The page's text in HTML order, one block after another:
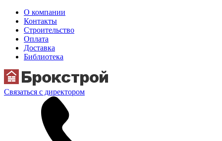
О компании
Контакты
Строительство
Оплата
Доставка
Библиотека
Связаться с директором